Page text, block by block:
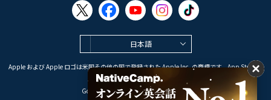
日本語
Apple および Apple ロゴは米国その他の国で登録された Apple Inc. の商標です。App Store は
Apple Inc. のサービスマークです。
Google Play は Google LLC の商標です。